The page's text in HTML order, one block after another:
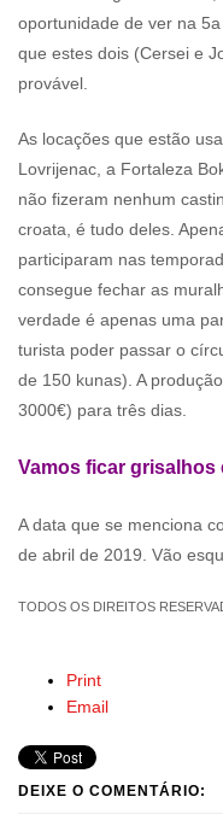
oportunidade de ver na
que estes dois (Cersei e
provável.
As locações que estão
Lovrijenac, a Fortaleza
não fizeram nenhum
croata, é tudo deles.
participaram nas
consegue fechar as
verdade é apenas uma
turista poder passar o
de 150 kunas). A
3000€) para três dias.
Vamos ficar grisalhos
A data que se menciona
de abril de 2019. Vão
TODOS OS DIREITOS
Print
Email
DEIXE O COMENTÁRIO: